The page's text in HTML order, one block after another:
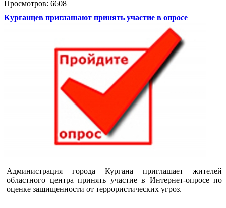
Просмотров: 6608
Курганцев приглашают принять участие в опросе
Администрация города Кургана приглашает жителей
областного центра принять участие в Интернет-опросе по
оценке защищенности от террористических угроз.